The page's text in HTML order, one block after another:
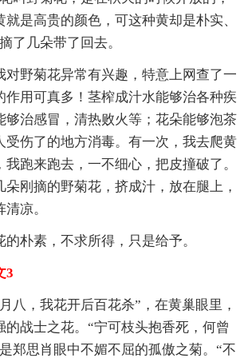
就是高贵的颜色，可这种黄却是朴实、
了几朵带了回去。
对野菊花异常有兴趣，特意上网查了一
作用可真多！茎榨成汁水能够治各种疾
够治感冒，清热败火等；花朵能够泡茶
受伤了的地方消毒。有一次，我去爬黄
跑来跑去，一不细心，把皮撞破了。
刚摘的野菊花，挤成汁，放在腿上，
凉。
朴素，不求所得，只是给予。
3
八，我花开后百花杀”，在黄巢眼里，
的战士之花。“宁可枝头抱香死，何曾
郑思肖眼中不媚不屈的孤傲之菊。“不